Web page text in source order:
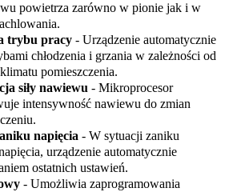
powietrza zarówno w pionie jak i w
trybu pracy - Urządzenie automatycznie
chłodzenia i grzania w zależności od
pomieszczenia.
siły nawiewu - Mikroprocesor
intensywność nawiewu do zmian
napięcia - W sytuacji zaniku
urządzenie automatycznie
ostatnich ustawień.
- Umożliwia zaprogramowania